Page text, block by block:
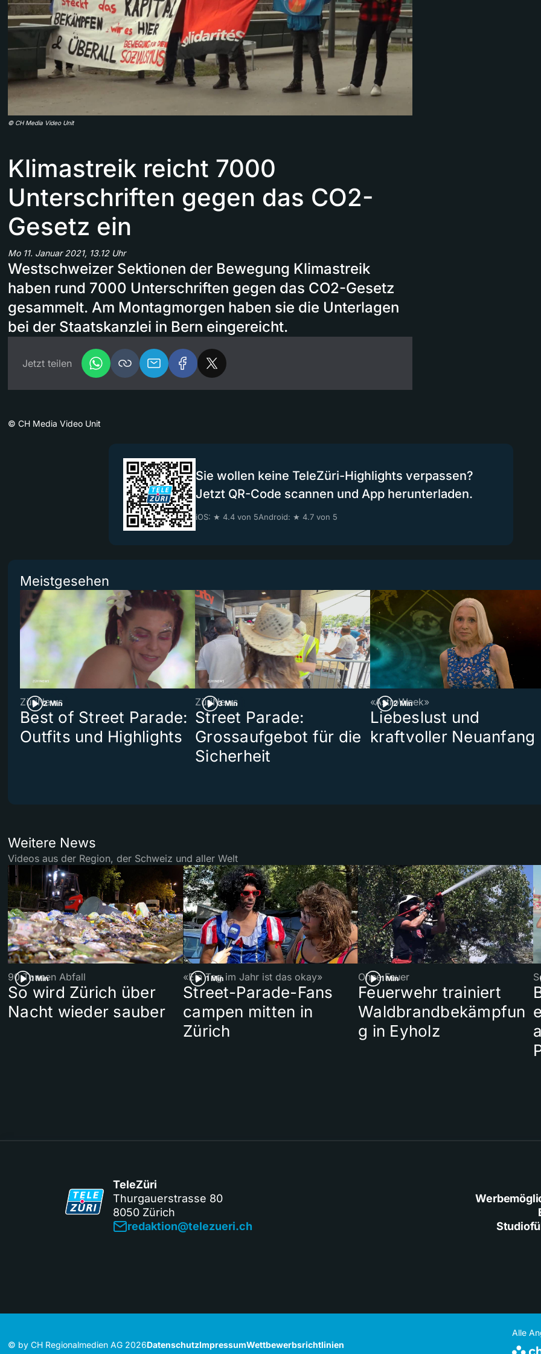
© CH Media Video Unit
Klimastreik reicht 7000
Unterschriften gegen das CO2-
Gesetz ein
Mo 11. Januar 2021, 13.12 Uhr
Westschweizer Sektionen der Bewegung Klimastreik
haben rund 7000 Unterschriften gegen das CO2-Gesetz
gesammelt. Am Montagmorgen haben sie die Unterlagen
bei der Staatskanzlei in Bern eingereicht.
Jetzt teilen
© CH Media Video Unit
Sie wollen keine TeleZüri-Highlights verpassen?
Jetzt QR-Code scannen und App herunterladen.
iOS: ★ 4.4 von 5Android: ★ 4.7 von 5
Meistgesehen
2 Min
ZüriNews
Best of Street Parade:
Outfits und Highlights
3 Min
ZüriNews
Street Parade:
Grossaufgebot für die
Sicherheit
2 Min
«AstroWeek»
Liebeslust und
kraftvoller Neuanfang
Weitere News
Videos aus der Region, der Schweiz und aller Welt
1 Min
90 Tonnen Abfall
So wird Zürich über
Nacht wieder sauber
1 Min
«Ein Tag im Jahr ist das okay»
Street-Parade-Fans
campen mitten in
Zürich
1 Min
Ohne Feuer
Feuerwehr trainiert
Waldbrandbekämpfun
g in Eyholz
TeleZüri
Thurgauerstrasse 80
8050 Zürich
redaktion@telezueri.ch
© by CH Regionalmedien AG 2026DatenschutzImpressumWettbewerbsrichtlinien
Alle